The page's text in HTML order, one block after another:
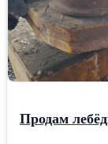
Продам